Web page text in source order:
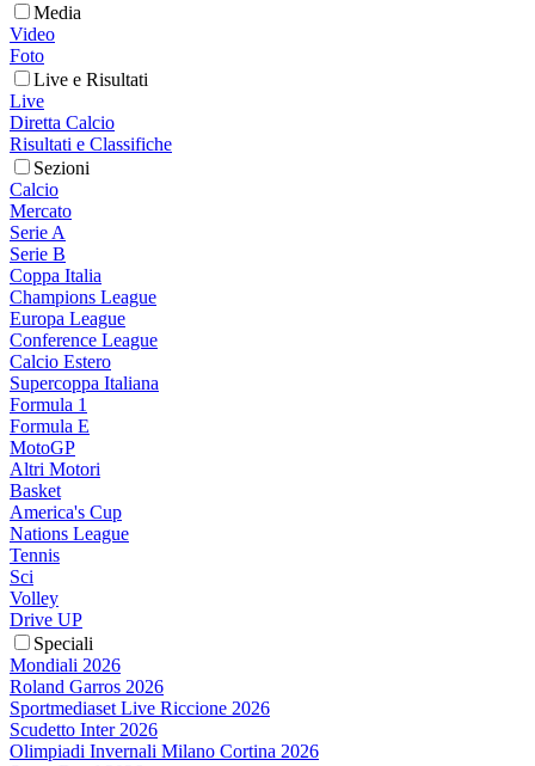
Media
Video
Foto
Live e Risultati
Live
Diretta Calcio
Risultati e Classifiche
Sezioni
Calcio
Mercato
Serie A
Serie B
Coppa Italia
Champions League
Europa League
Conference League
Calcio Estero
Supercoppa Italiana
Formula 1
Formula E
MotoGP
Altri Motori
Basket
America's Cup
Nations League
Tennis
Sci
Volley
Drive UP
Speciali
Mondiali 2026
Roland Garros 2026
Sportmediaset Live Riccione 2026
Scudetto Inter 2026
Olimpiadi Invernali Milano Cortina 2026